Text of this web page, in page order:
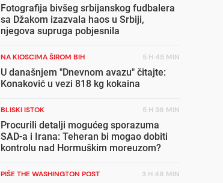
Fotografija bivšeg srbijanskog fudbalera
sa Džakom izazvala haos u Srbiji,
njegova supruga pobjesnila
NA KIOSCIMA ŠIROM BIH 5 H 45 MIN
U današnjem "Dnevnom avazu" čitajte:
Konaković u vezi 818 kg kokaina
BLISKI ISTOK 5 H 36 MIN
Procurili detalji mogućeg sporazuma
SAD-a i Irana: Teheran bi mogao dobiti
kontrolu nad Hormuškim moreuzom?
PIŠE THE WASHINGTON POST 3 H 48 MIN